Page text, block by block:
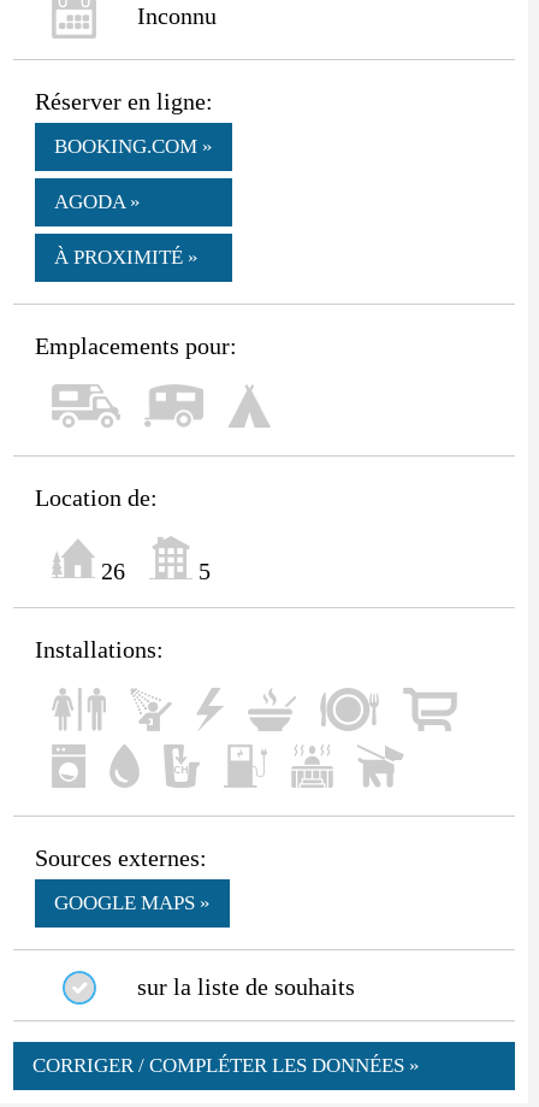
Inconnu
Réserver en ligne:
BOOKING.COM »
AGODA »
À PROXIMITÉ »
Emplacements pour:
Location de:
26 5
Installations:
Sources externes:
GOOGLE MAPS »
sur la liste de souhaits
CORRIGER / COMPLÉTER LES DONNÉES »